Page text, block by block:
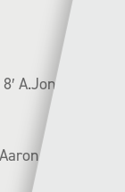
21′
Wyn Jones